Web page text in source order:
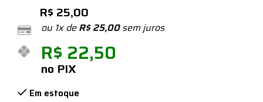
R$ 25,00
ou 1x deR$25,00sem juros
R$ 22,50
no PIX
Em estoque